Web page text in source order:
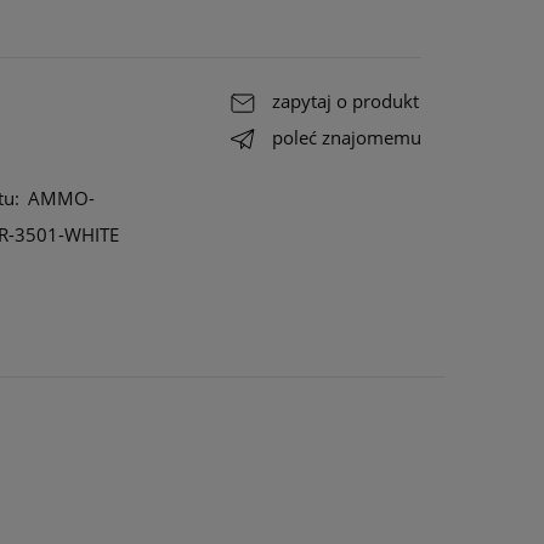
AMMO-
3501-WHITE
zapytaj o produkt
poleć znajomemu